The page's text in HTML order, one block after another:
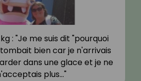
: "Je me suis dit "pourquoi
tombait bien car je n'arrivais
dans une glace et je ne
plus…"